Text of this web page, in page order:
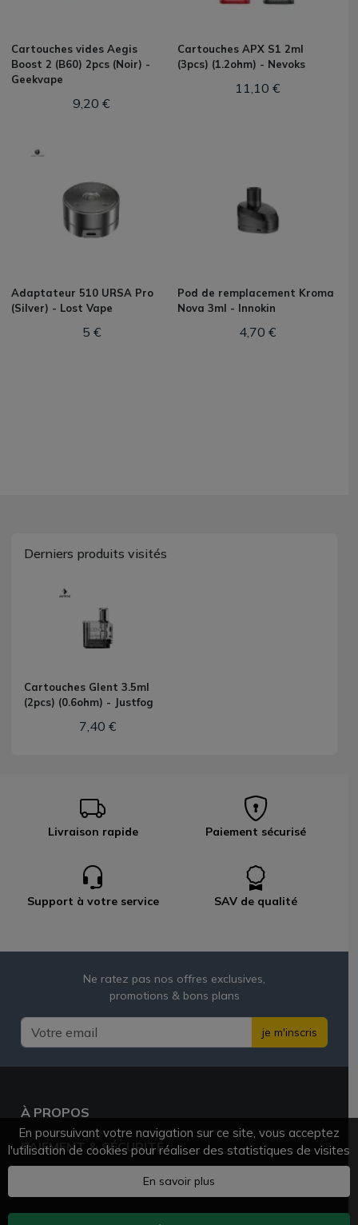
Cartouches vides Aegis
Boost 2 (B60) 2pcs (Noir) -
Geekvape
9,20 €
Cartouches APX S1 2ml
(3pcs) (1.2ohm) - Nevoks
11,10 €
Adaptateur 510 URSA Pro
(Silver) - Lost Vape
5 €
Pod de remplacement Kroma
Nova 3ml - Innokin
4,70 €
Derniers produits visités
Cartouches Glent 3.5ml
(2pcs) (0.6ohm) - Justfog
7,40 €
Livraison rapide Paiement sécurisé
Support à votre service SAV de qualité
Ne ratez pas nos offres exclusives,
promotions & bons plans
je m'inscris
À PROPOS
PAIEMENT & SÉCURITÉ
En poursuivant votre navigation sur ce site, vous acceptez
l'utilisation de cookies pour réaliser des statistiques de visites
En savoir plus